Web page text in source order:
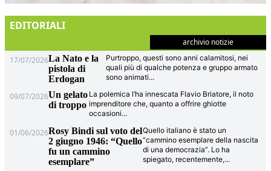
EDITORIALI
archivio notizie
17/07/2026La Nato e la
pistola di
Erdogan
Purtroppo, questi sono anni calamitosi, nei
quali più di qualche potenza e gruppo armato
sono animati...
09/07/2026Un gelato
di troppo
La polemica l’ha innescata Flavio Briatore, il noto
imprenditore che, quanto a offrire ghiotte
occasioni...
01/06/2026Rosy Bindi sul voto del
2 giugno 1946: “Quello
fu un cammino
esemplare”
Quello italiano è stato un
“cammino esemplare della nascita
di una democrazia”. Lo ha
spiegato, recentemente,...